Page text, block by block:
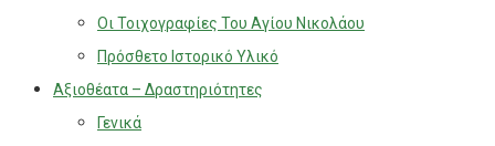
Οι Τοιχογραφίες Του Αγίου Νικολάου
Πρόσθετο Ιστορικό Υλικό
Αξιοθέατα – Δραστηριότητες
Γενικά